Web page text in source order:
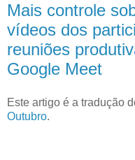
Mais controle
vídeos dos
reuniões
Google Meet
Este artigo é a tradução
Outubro.